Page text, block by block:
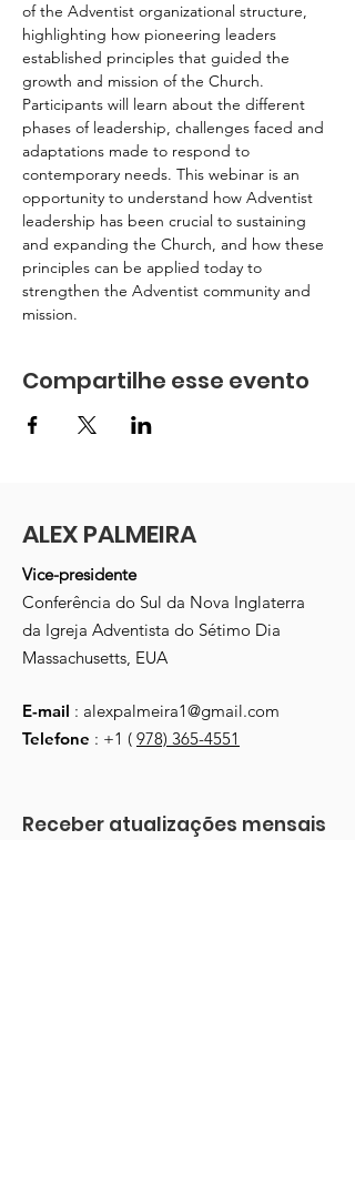
of the Adventist organizational structure,
highlighting how pioneering leaders
established principles that guided the
growth and mission of the Church.
Participants will learn about the different
phases of leadership, challenges faced and
adaptations made to respond to
contemporary needs. This webinar is an
opportunity to understand how Adventist
leadership has been crucial to sustaining
and expanding the Church, and how these
principles can be applied today to
strengthen the Adventist community and
mission.
Compartilhe esse evento
ALEX PALMEIRA
Vice-presidente
Conferência do Sul da Nova Inglaterra
da Igreja Adventista do Sétimo Dia
Massachusetts, EUA
E-mail : alexpalmeira1@gmail.com
Telefone : +1 ( 978) 365-4551
Receber atualizações mensais